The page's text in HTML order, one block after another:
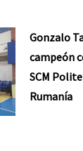
Gonzalo
campeón
SCM
Rumanía